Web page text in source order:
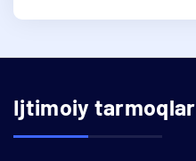
Ijtimoiy tarmoqlar